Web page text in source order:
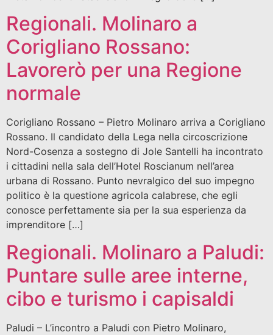
Regionali. Molinaro a
Corigliano Rossano:
Lavorerò per una Regione
normale
Corigliano Rossano – Pietro Molinaro arriva a Corigliano
Rossano. Il candidato della Lega nella circoscrizione
Nord-Cosenza a sostegno di Jole Santelli ha incontrato
i cittadini nella sala dell’Hotel Roscianum nell’area
urbana di Rossano. Punto nevralgico del suo impegno
politico è la questione agricola calabrese, che egli
conosce perfettamente sia per la sua esperienza da
imprenditore […]
Regionali. Molinaro a Paludi:
Puntare sulle aree interne,
cibo e turismo i capisaldi
Paludi – L’incontro a Paludi con Pietro Molinaro,